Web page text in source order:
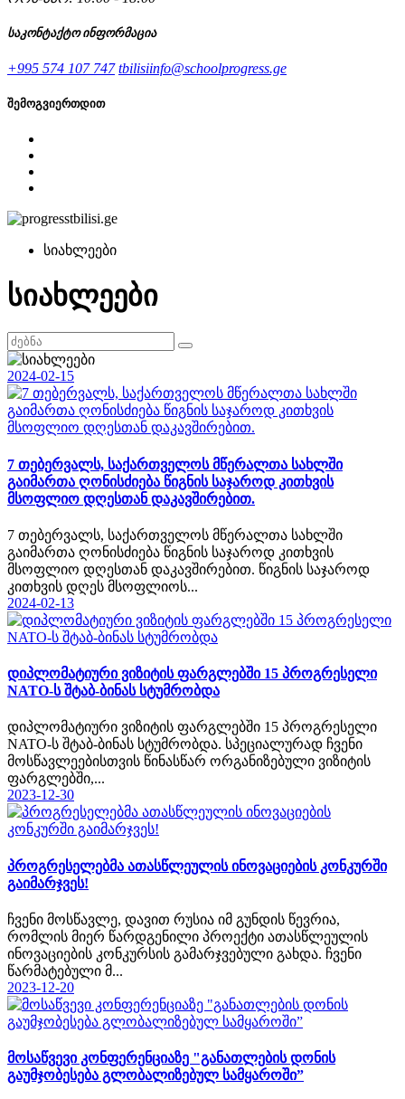
საკონტაქტო ინფორმაცია
+995 574 107 747 tbilisiinfo@schoolprogress.ge
შემოგვიერთდით
სიახლეები
სიახლეები
2024-02-15
7 თებერვალს, საქართველოს მწერალთა სახლში
გაიმართა ღონისძიება წიგნის საჯაროდ კითხვის
მსოფლიო დღესთან დაკავშირებით.
7 თებერვალს, საქართველოს მწერალთა სახლში
გაიმართა ღონისძიება წიგნის საჯაროდ კითხვის
მსოფლიო დღესთან დაკავშირებით. წიგნის საჯაროდ
კითხვის დღეს მსოფლიოს...
2024-02-13
დიპლომატიური ვიზიტის ფარგლებში 15 პროგრესელი
NATO-ს შტაბ-ბინას სტუმრობდა
დიპლომატიური ვიზიტის ფარგლებში 15 პროგრესელი
NATO-ს შტაბ-ბინას სტუმრობდა. სპეციალურად ჩვენი
მოსწავლეებისთვის წინასწარ ორგანიზებული ვიზიტის
ფარგლებში,...
2023-12-30
პროგრესელებმა ათასწლეულის ინოვაციების კონკურში
გაიმარჯვეს!
ჩვენი მოსწავლე, დავით რუსია იმ გუნდის წევრია,
რომლის მიერ წარდგენილი პროექტი ათასწლეულის
ინოვაციების კონკურსის გამარჯვებული გახდა. ჩვენი
წარმატებული მ...
2023-12-20
მოსაწვევი კონფერენციაზე "განათლების დონის
გაუმჯობესება გლობალიზებულ სამყაროში”